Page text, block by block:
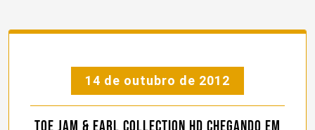
14 de outubro de 2012